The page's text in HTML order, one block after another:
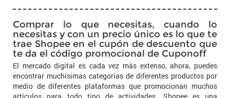
Comprar lo que necesitas, cuando lo
necesitas y con un precio único es lo que te
trae Shopee en el cupón de descuento que
te da el código promocional de Cuponoff
El mercado digital es cada vez más extenso, ahora, puedes
encontrar muchísimas categorías de diferentes productos por
medio de diferentes plataformas que promocionan muchos